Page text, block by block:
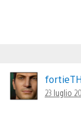
23 luglio